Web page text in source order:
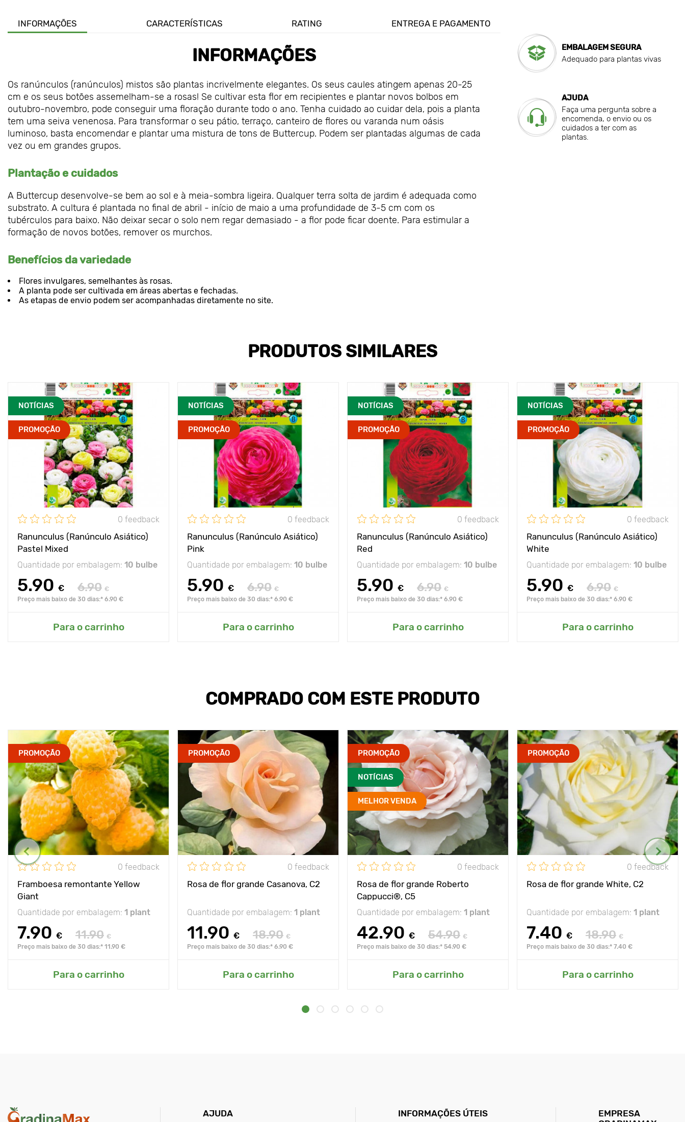
INFORMAÇÕES CARACTERÍSTICAS RATING ENTREGA E PAGAMENTO
INFORMAÇÕES
Os ranúnculos (ranúnculos) mistos são plantas incrivelmente elegantes. Os seus caules atingem apenas 20-25
cm e os seus botões assemelham-se a rosas! Se cultivar esta flor em recipientes e plantar novos bolbos em
outubro-novembro, pode conseguir uma floração durante todo o ano. Tenha cuidado ao cuidar dela, pois a planta
tem uma seiva venenosa. Para transformar o seu pátio, terraço, canteiro de flores ou varanda num oásis
luminoso, basta encomendar e plantar uma mistura de tons de Buttercup. Podem ser plantadas algumas de cada
vez ou em grandes grupos.
Plantação e cuidados
A Buttercup desenvolve-se bem ao sol e à meia-sombra ligeira. Qualquer terra solta de jardim é adequada como
substrato. A cultura é plantada no final de abril - início de maio a uma profundidade de 3-5 cm com os
tubérculos para baixo. Não deixar secar o solo nem regar demasiado - a flor pode ficar doente. Para estimular a
formação de novos botões, remover os murchos.
Benefícios da variedade
Flores invulgares, semelhantes às rosas.
A planta pode ser cultivada em áreas abertas e fechadas.
As etapas de envio podem ser acompanhadas diretamente no site.
EMBALAGEM SEGURA
Adequado para plantas vivas
AJUDA
Faça uma pergunta sobre a
encomenda, o envio ou os
cuidados a ter com as
plantas.
PRODUTOS SIMILARES
NOTÍCIAS
PROMOÇÃO
0 feedback
Ranunculus (Ranúnculo Asiático)
Pastel Mixed
Quantidade por embalagem: 10 bulbe
5.90 € 6.90 €
Preço mais baixo de 30 dias:* 6.90 €
Para o carrinho
NOTÍCIAS
PROMOÇÃO
0 feedback
Ranunculus (Ranúnculo Asiático)
Pink
Quantidade por embalagem: 10 bulbe
5.90 € 6.90 €
Preço mais baixo de 30 dias:* 6.90 €
Para o carrinho
NOTÍCIAS
PROMOÇÃO
0 feedback
Ranunculus (Ranúnculo Asiático)
Red
Quantidade por embalagem: 10 bulbe
5.90 € 6.90 €
Preço mais baixo de 30 dias:* 6.90 €
Para o carrinho
NOTÍCIAS
PROMOÇÃO
0 feedback
Ranunculus (Ranúnculo Asiático)
White
Quantidade por embalagem: 10 bulbe
5.90 € 6.90 €
Preço mais baixo de 30 dias:* 6.90 €
Para o carrinho
COMPRADO COM ESTE PRODUTO
PROMOÇÃO
0 feedback
Framboesa remontante Yellow
Giant
Quantidade por embalagem: 1 plant
7.90 € 11.90 €
Preço mais baixo de 30 dias:* 11.90 €
Para o carrinho
PROMOÇÃO
0 feedback
Rosa de flor grande Casanova, C2
Quantidade por embalagem: 1 plant
11.90 € 18.90 €
Preço mais baixo de 30 dias:* 6.90 €
Para o carrinho
PROMOÇÃO
NOTÍCIAS
MELHOR VENDA
0 feedback
Rosa de flor grande Roberto
Cappucci®, C5
Quantidade por embalagem: 1 plant
42.90 € 54.90 €
Preço mais baixo de 30 dias:* 54.90 €
Para o carrinho
PROMOÇÃO
0 feedback
Rosa de flor grande White, C2
Quantidade por embalagem: 1 plant
7.40 € 18.90 €
Preço mais baixo de 30 dias:* 7.40 €
Para o carrinho
AJUDA INFORMAÇÕES ÚTEIS
EMPRESA